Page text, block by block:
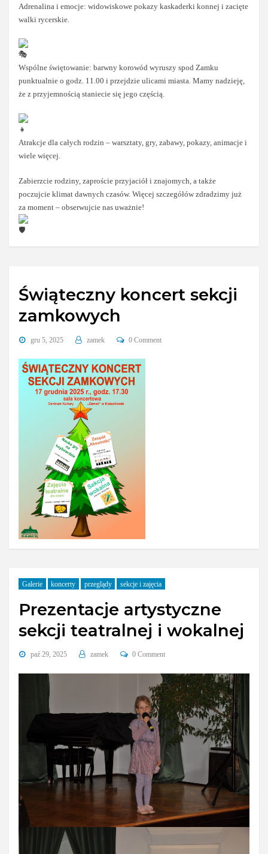
Adrenalina i emocje: widowiskowe pokazy kaskaderki konnej i zacięte
walki rycerskie.
Wspólne świętowanie: barwny korowód wyruszy spod Zamku
punktualnie o godz. 11.00 i przejdzie ulicami miasta. Mamy nadzieję,
że z przyjemnością staniecie się jego częścią.
Atrakcje dla całych rodzin – warsztaty, gry, zabawy, pokazy, animacje i
wiele więcej.
Zabierzcie rodziny, zaproście przyjaciół i znajomych, a także
poczujcie klimat dawnych czasów. Więcej szczegółów zdradzimy już
za moment – obserwujcie nas uważnie!
Świąteczny koncert sekcji
zamkowych
gru 5, 2025 zamek 0 Comment
Galerie koncerty przeglądy sekcje i zajęcia
Prezentacje artystyczne
sekcji teatralnej i wokalnej
paź 29, 2025 zamek 0 Comment